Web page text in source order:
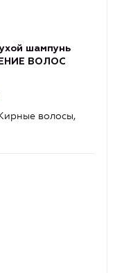
шампунь
ВОЛОС
волосы,